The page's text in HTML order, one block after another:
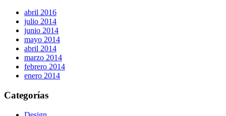
abril 2016
julio 2014
junio 2014
mayo 2014
abril 2014
marzo 2014
febrero 2014
enero 2014
Categorías